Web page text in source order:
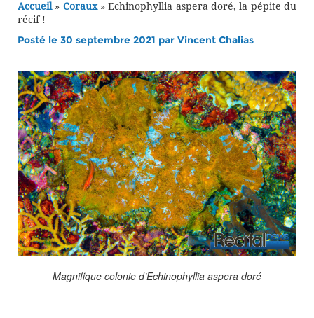
Accueil» Coraux»Echinophyllia aspera doré, la pépite du
récif !
Posté le 30 septembre 2021 par Vincent Chalias
Magnifique colonie d’Echinophyllia aspera doré